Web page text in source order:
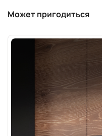
Может пригодиться